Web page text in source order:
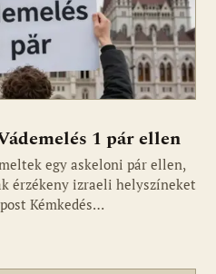
1 pár ellen
egy askeloni pár ellen,
érzékeny izraeli helyszíneket
Kémkedés…